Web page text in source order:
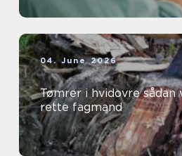
04. June 2026
Tømrer i hvidovre sådan vælger du den
rette fagmand